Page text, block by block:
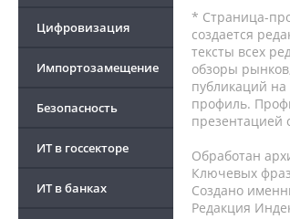
Цифровизация
Импортозамещение
Безопасность
ИТ в госсекторе
ИТ в банках
* Страница-
создается
тексты всех
обзоры
публикаций
профиль.
презентацией
Обработан
Ключевых
Создано
Редакция